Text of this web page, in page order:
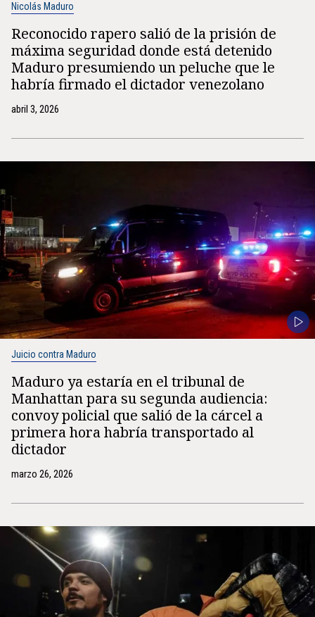
Nicolás Maduro
Reconocido rapero salió de la prisión de
máxima seguridad donde está detenido
Maduro presumiendo un peluche que le
habría firmado el dictador venezolano
abril 3, 2026
Juicio contra Maduro
Maduro ya estaría en el tribunal de
Manhattan para su segunda audiencia:
convoy policial que salió de la cárcel a
primera hora habría transportado al
dictador
marzo 26, 2026